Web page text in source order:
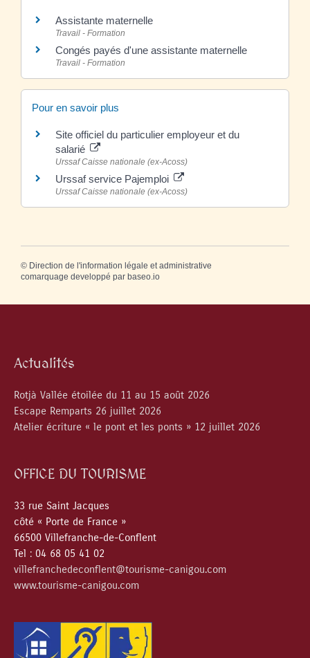
Assistante maternelle
Travail - Formation
Congés payés d'une assistante maternelle
Travail - Formation
Pour en savoir plus
Site officiel du particulier employeur et du
salarié
Urssaf Caisse nationale (ex-Acoss)
Urssaf service Pajemploi
Urssaf Caisse nationale (ex-Acoss)
© Direction de l'information légale et administrative
comarquage developpé par baseo.io
Actualités
Rotjà Vallée étoilée du 11 au 15 août 2026
Escape Remparts 26 juillet 2026
Atelier écriture « le pont et les ponts » 12 juillet 2026
OFFICE DU TOURISME
33 rue Saint Jacques
côté « Porte de France »
66500 Villefranche-de-Conflent
Tel : 04 68 05 41 02
villefranchedeconflent@tourisme-canigou.com
www.tourisme-canigou.com